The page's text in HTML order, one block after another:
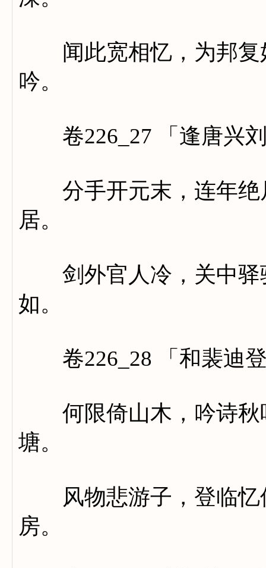
闻此宽相忆，为邦复
吟。
卷226_27 「逢唐兴刘
分手开元末，连年绝
居。
剑外官人冷，关中驿
如。
卷226_28 「和裴迪登
何限倚山木，吟诗秋
塘。
风物悲游子，登临忆
房。